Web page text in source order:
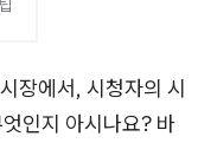
장에서, 시청자의 시
인지 아시나요? 바